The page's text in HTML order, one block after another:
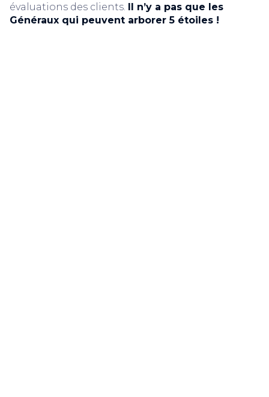
évaluations des clients. Il n’y a pas que les
Généraux qui peuvent arborer 5 étoiles !